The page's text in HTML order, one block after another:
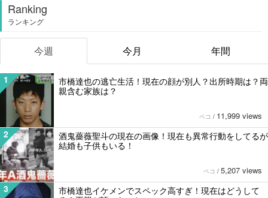
Ranking
ランキング
今週 今月 年間
1
市橋達也の逃亡生活！現在の顔が別人？出所時期は？両
親含む家族は？
ペコ / 11,999 views
2
酒鬼薔薇聖斗の現在の画像！現在も異常行動をしてるが
結婚も子供もいる！
ペコ / 5,207 views
3
市橋達也イケメンでスペック高すぎ！現在はどうして